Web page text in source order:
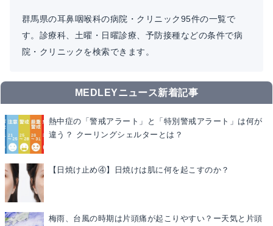
群馬県の耳鼻咽喉科の病院・クリニック95件の一覧で
す。診療科、土曜・日曜診療、予防接種などの条件で病
院・クリニックを検索できます。
MEDLEYニュース新着記事
熱中症の「警戒アラート」と「特別警戒アラート」は何が
違う？ クーリングシェルターとは？
【日焼け止め④】日焼けは肌に何を起こすのか？
梅雨、台風の時期は片頭痛が起こりやすい？ー天気と片頭